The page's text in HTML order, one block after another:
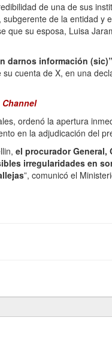
de una de sus
de la entidad y
que su esposa, Luisa
darnos información (sic)”
cuenta de X, en una
ordenó la apertura
en la adjudicación del
el procurador General,
irregularidades en
”, comunicó el